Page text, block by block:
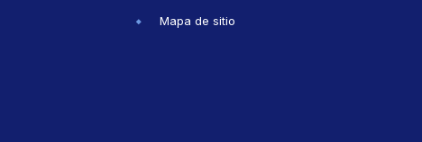
Mapa de sitio